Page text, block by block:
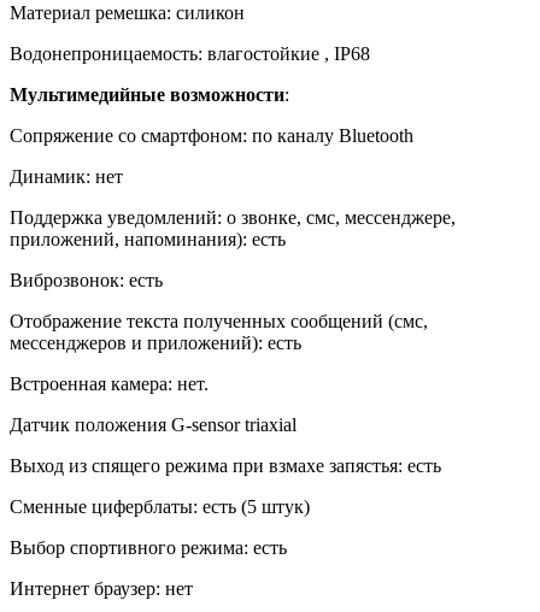
Материал ремешка: силикон
Водонепроницаемость: влагостойкие , IP68
Мультимедийные возможности:
Сопряжение со смартфоном: по каналу Bluetooth
Динамик: нет
Поддержка уведомлений: о звонке, смс, мессенджере,
приложений, напоминания): есть
Виброзвонок: есть
Отображение текста полученных сообщений (смс,
мессенджеров и приложений): есть
Встроенная камера: нет.
Датчик положения G-sensor triaxial
Выход из спящего режима при взмахе запястья: есть
Сменные циферблаты: есть (5 штук)
Выбор спортивного режима: есть
Интернет браузер: нет